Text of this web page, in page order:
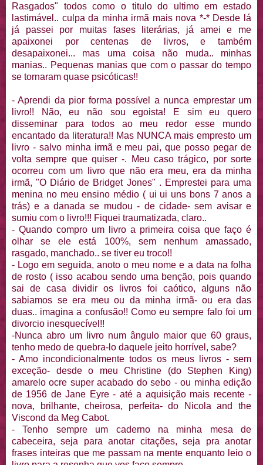
Rasgados" todos como o titulo do ultimo em estado
lastimável .. culpa da minha irmã mais nova *-* Desde lá
já passei por muitas fases literárias, já amei e me
apaixonei por centenas de livros, e também
desapaixonei... mas uma coisa não muda.. minhas
manias.. Pequenas manias que com o passar do tempo
se tornaram quase psicóticas!!
- Aprendi da pior forma possível
a nunca emprestar um
livro!! Não, eu não souegoista! E sim eu quero
disseminar para todos ao meu redor esse mundo
encantado da literatura!! Mas NUNCA mais empresto um
livro - salvo minha irmã e meu pai, que posso pegar de
volta sempre que quiser -. Meu caso trágico, por sorte
ocorreu com um livro que não era meu, era da minha
irmã, "O Diário de Bridget Jones" . Emprestei para uma
menina no meu ensino médio ( ui ui uns bons 7 anos a
trás) e a danada se mudou - de cidade- sem avisar e
sumiu com o livro!!! Fiquei traumatizada, claro..
- Quando compro um livro a primeira coisa que faço é
olhar se ele está 100%, sem nenhum amassado,
rasgado, manchado.. se tiver eu troco!!
- Logo em seguida, anoto o meu nome e a data na folha
de rosto ( isso acabou sendo uma benção, pois quando
sai de casa dividir os livros foi caótico, alguns não
sabiamos se era meu ou da minha irmã- ou era das
duas.. imagina a confusão!! Como eu sempre falo foi um
divorcio inesquecível !!
-Nunca abro um livro num ângulo maior que 60 graus,
tenho medo de quebra-lo daquele jeito horrível, sabe?
- Amo incondicionalmente todos os meus livros - sem
exceção- desde o meuChristine (do Stephen King)
amarelo ocre super acabado do sebo - ou minha edição
de 1956 de Jane Eyre- até a aquisição mais recente -
nova, brilhante, cheirosa, perfeita- do
Nicola and
the
Viscond da Meg Cabot.
- Tenho sempre um caderno na minha mesa de
cabeceira, seja para anotar citações, seja pra anotar
frases inteiras que me passam na mente enquanto leio o